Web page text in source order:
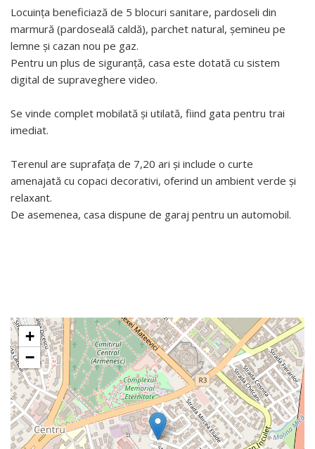
Locuința beneficiază de 5 blocuri sanitare, pardoseli din
marmură (pardoseală caldă), parchet natural, șemineu pe
lemne și cazan nou pe gaz.
Pentru un plus de siguranță, casa este dotată cu sistem
digital de supraveghere video.
Se vinde complet mobilată și utilată, fiind gata pentru trai
imediat.
Terenul are suprafața de 7,20 ari și include o curte
amenajată cu copaci decorativi, oferind un ambient verde și
relaxant.
De asemenea, casa dispune de garaj pentru un automobil.
+
−